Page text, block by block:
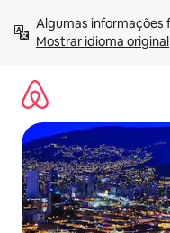
para
Mostrar idioma original